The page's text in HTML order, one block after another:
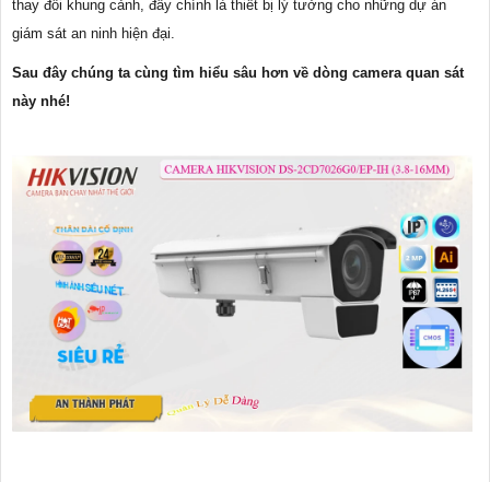
thay đổi khung cảnh, đây chính là thiết bị lý tưởng cho những dự án
giám sát an ninh hiện đại.
Sau đây chúng ta cùng tìm hiểu sâu hơn về dòng camera quan sát
này nhé!